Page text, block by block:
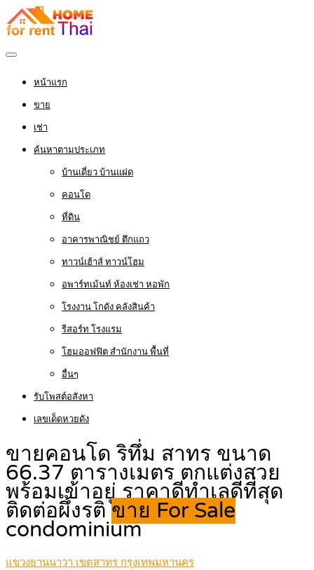
หน้าแรก
ขาย
เช่า
ค้นหาตามประเภท
บ้านเดี่ยว บ้านแฝด
คอนโด
ที่ดิน
อาคารพาณิชย์ ตึกแถว
ทาวน์เฮ้าส์ ทาวน์โฮม
อพาร์ทเม้นท์ ห้องเช่า หอพัก
โรงงาน โกดัง คลังสินค้า
รีสอร์ท โรงแรม
โฮมออฟฟิต สำนักงาน พื้นที่
อื่นๆ
รับโพสต์อสังหา
เลขเด็ดหวยดัง
ขายคอนโด ริทึ่ม สาทร ขนาด
66.37 ตารางเมตร ตกแต่งสวย
พร้อมเข้าอยู่ ราคาดีทำเลดีที่สุด
ติดต่อผึ้งรติขาย For Sale
condominium
แขวงยานนาวา เขตสาทร กรุงเทพมหานคร